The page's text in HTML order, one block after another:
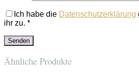
Ich habe die Datenschutzerklärung
ihr zu. *
Ähnliche Produkte